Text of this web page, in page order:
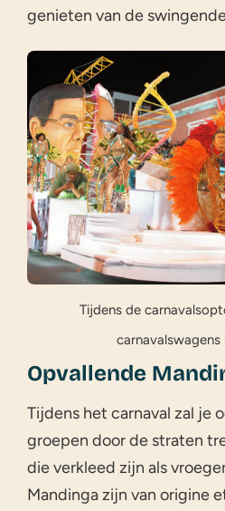
genieten van de
Tijdens de
carnavalswagens
Opvallende
Tijdens het carnaval zal je
groepen door de straten
die verkleed zijn als
Mandinga zijn van origine